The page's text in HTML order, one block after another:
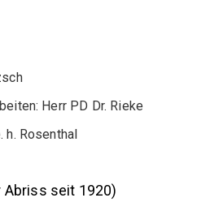
Herr PD Dr. Rieke
h. Rosenthal
Abriss seit 1920)